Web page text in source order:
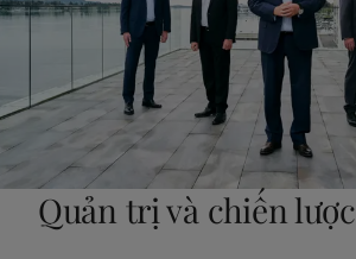
Quản trị và chiến lược